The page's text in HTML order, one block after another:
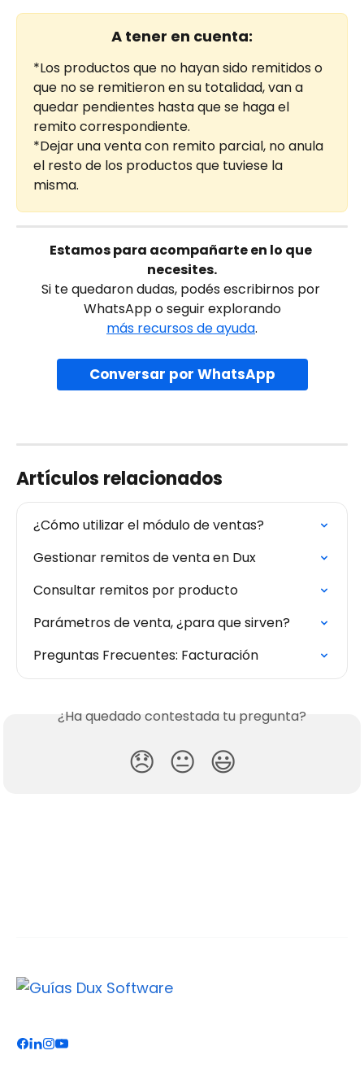
A tener en cuenta:
*Los productos que no hayan sido remitidos o
que no se remitieron en su totalidad, van a
quedar pendientes hasta que se haga el
remito correspondiente.
*Dejar una venta con remito parcial, no anula
el resto de los productos que tuviese la
misma.
Estamos para acompañarte en lo que
necesites.
Si te quedaron dudas, podés escribirnos por
WhatsApp o seguir explorando
más recursos de ayuda.
Conversar por WhatsApp
Artículos relacionados
¿Cómo utilizar el módulo de ventas?
Gestionar remitos de venta en Dux
Consultar remitos por producto
Parámetros de venta, ¿para que sirven?
Preguntas Frecuentes: Facturación
¿Ha quedado contestada tu pregunta?
😞 😐 😃